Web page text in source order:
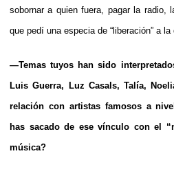
sobornar a quien fuera, pagar la
que pedí una especia de “liberación” a
—Temas tuyos han sido
Luis Guerra, Luz Casals, Talía,
relación con artistas famosos a
has sacado de ese vínculo con el
música?